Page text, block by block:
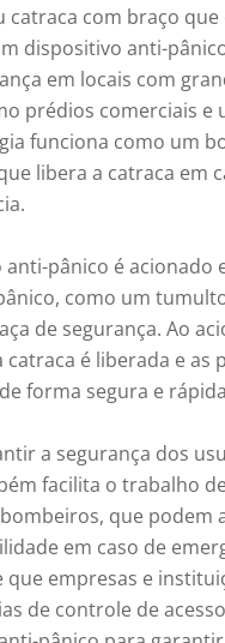
catraca com braço que
dispositivo anti-
em locais com
prédios comerciais e
funciona como um
libera a catraca em
anti-pânico é acionado
como um
de segurança. Ao
catraca é liberada e as
forma segura e
a segurança dos
facilita o trabalho
que podem
em caso de
empresas e
de controle de